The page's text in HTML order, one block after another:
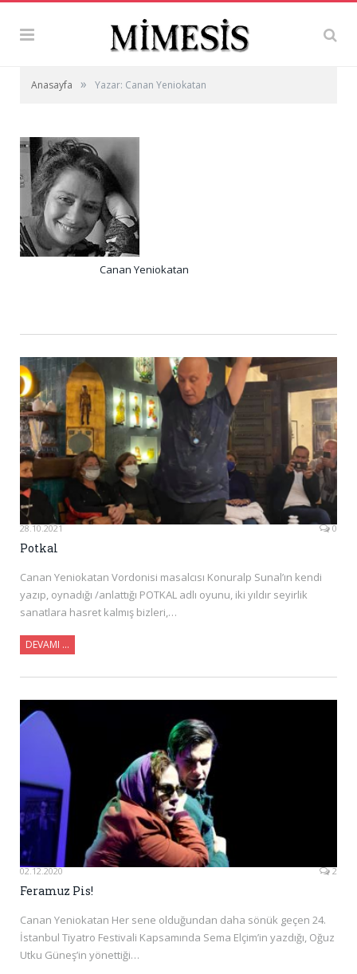
Anasayfa » Yazar: Canan Yeniokatan
Canan Yeniokatan
28.10.2021 0
Potkal
Canan Yeniokatan Vordonisi masalcısı Konuralp Sunal’ın kendi
yazıp, oynadığı /anlattığı POTKAL adlı oyunu, iki yıldır seyirlik
sanatlara hasret kalmış bizleri,…
DEVAMI …
02.12.2020 2
Feramuz Pis!
Canan Yeniokatan Her sene olduğundan daha sönük geçen 24.
İstanbul Tiyatro Festivali Kapsamında Sema Elçim’in yazdığı, Oğuz
Utku Güneş’in yönettiği…